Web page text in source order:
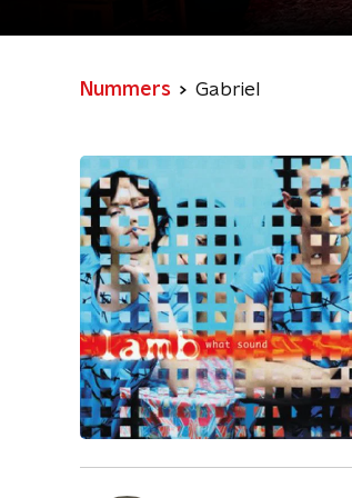
Nummers Gabriel